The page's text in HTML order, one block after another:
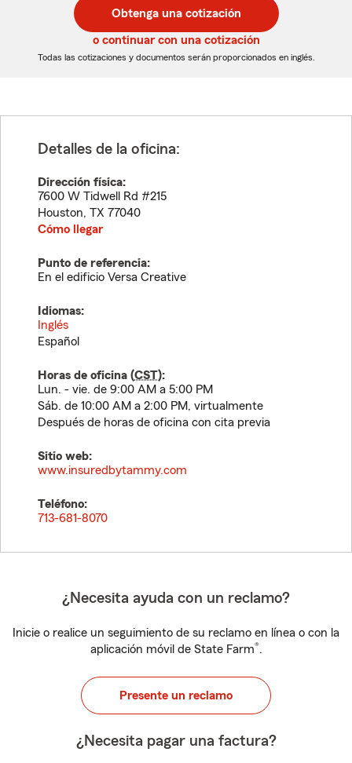
de
5
dígitos
de
5
dígitos
Obtenga una cotización
o continuar con una cotización
Todas las cotizaciones y documentos serán proporcionados en inglés.
Detalles de la oficina:
Dirección física:
7600 W Tidwell Rd #215
Houston, TX 77040
Cómo llegar
Punto de referencia:
En el edificio Versa Creative
Idiomas:
Inglés
Español
Horas de oficina (CST):
Lun. - vie. de 9:00 AM a 5:00 PM
Sáb. de 10:00 AM a 2:00 PM, virtualmente
Después de horas de oficina con cita previa
Sitio web:
www.insuredbytammy.com
Teléfono:
713-681-8070
¿Necesita ayuda con un reclamo?
Inicie o realice un seguimiento de su reclamo en línea o con la
aplicación móvil de State Farm®.
Presente un reclamo
¿Necesita pagar una factura?